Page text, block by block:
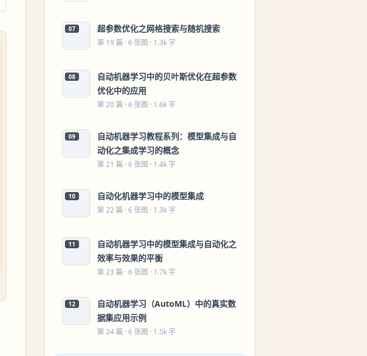
07 超参数优化之网格搜索与随机搜索
第 19 篇 · 6 张图 · 1.3k 字
08
自动机器学习中的贝叶斯优化在超参数
优化中的应用
第 20 篇 · 6 张图 · 1.6k 字
09
自动机器学习教程系列：模型集成与自
动化之集成学习的概念
第 21 篇 · 6 张图 · 1.4k 字
10 自动化机器学习中的模型集成
第 22 篇 · 6 张图 · 1.3k 字
11
自动机器学习中的模型集成与自动化之
效率与效果的平衡
第 23 篇 · 6 张图 · 1.7k 字
12
自动机器学习（AutoML）中的真实数
据集应用示例
第 24 篇 · 6 张图 · 1.5k 字